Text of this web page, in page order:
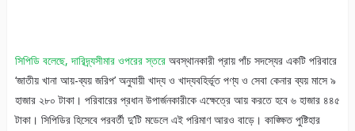
সিপিডি বলেছে, দারিদ্র্যসীমার ওপরের স্তরেঅবস্থানকারী প্রায় পাঁচ সদস্যের একটি পরিবারে
‘জাতীয় খানা আয়-ব্যয় জরিপ’ অনুযায়ী খাদ্য ও খাদ্যবহির্ভূত পণ্য ও সেবা কেনার ব্যয় মাসে ৯
হাজার ২৮০ টাকা। পরিবারের প্রধান উপার্জনকারীকে এক্ষেত্রে আয় করতে হবে ৬ হাজার ৪৪৫
টাকা। সিপিডির হিসেবে পরবর্তী দু’টি মডেলে এই পরিমাণ আরও বাড়ে। কাঙ্ক্ষিত পুষ্টিহার